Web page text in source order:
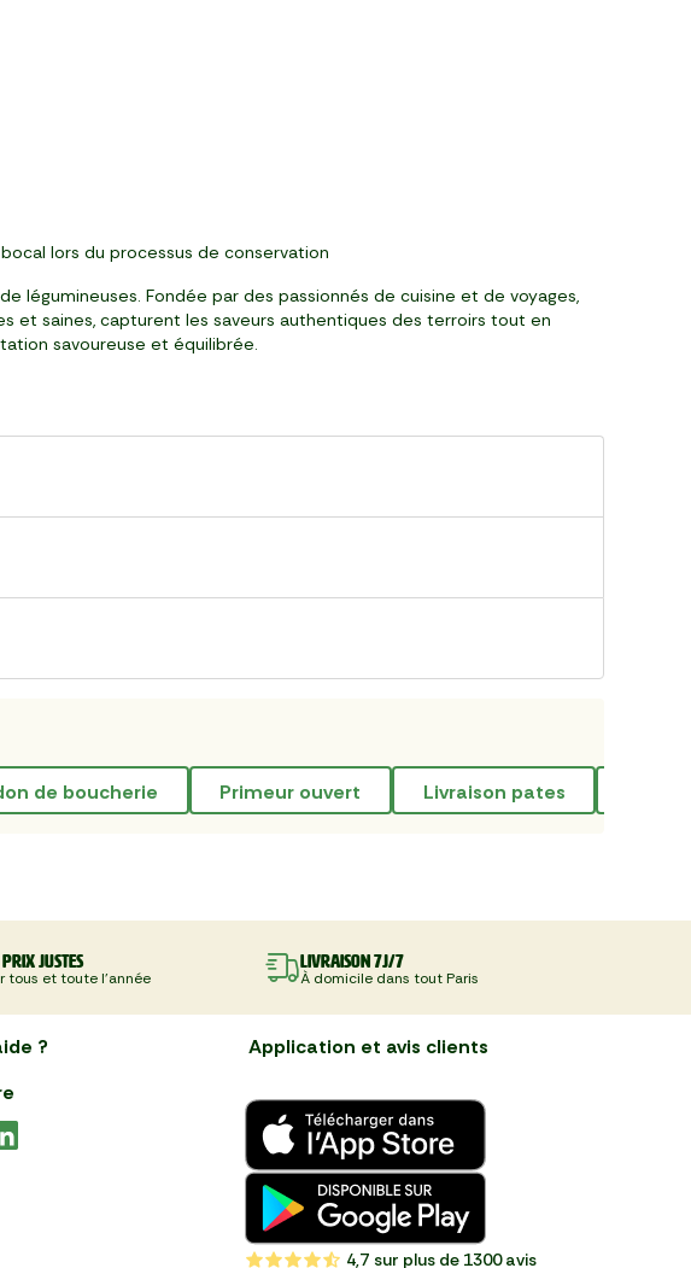
lors du processus de conservation
légumineuses. Fondée par des passionnés de cuisine et de voyages,
et saines, capturent les saveurs authentiques des terroirs tout en
savoureuse et équilibrée.
de boucherie primeur ouvert livraison pates
prix justes
tous et toute l'année
Livraison 7J/7
À domicile dans tout Paris
?
Application et avis clients
4,7 sur plus de 1300 avis